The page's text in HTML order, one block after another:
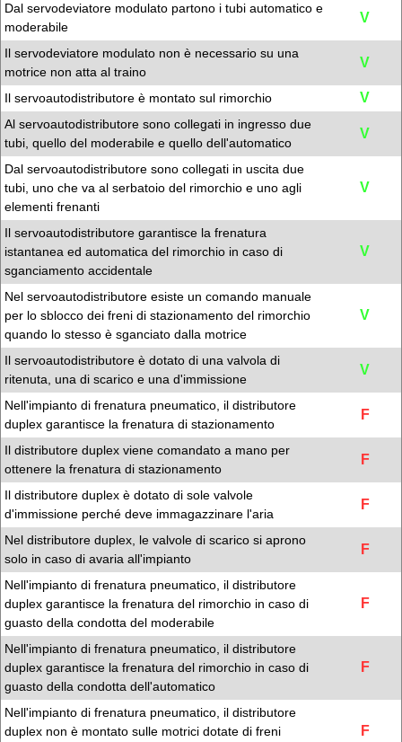
Dal servodeviatore modulato partono i tubi automatico e
moderabile
V
Il servodeviatore modulato non è necessario su una
motrice non atta al traino
V
Il servoautodistributore è montato sul rimorchio V
Al servoautodistributore sono collegati in ingresso due
tubi, quello del moderabile e quello dell'automatico
V
Dal servoautodistributore sono collegati in uscita due
tubi, uno che va al serbatoio del rimorchio e uno agli
elementi frenanti
V
Il servoautodistributore garantisce la frenatura
istantanea ed automatica del rimorchio in caso di
sganciamento accidentale
V
Nel servoautodistributore esiste un comando manuale
per lo sblocco dei freni di stazionamento del rimorchio
quando lo stesso è sganciato dalla motrice
V
Il servoautodistributore è dotato di una valvola di
ritenuta, una di scarico e una d'immissione
V
Nell'impianto di frenatura pneumatico, il distributore
duplex garantisce la frenatura di stazionamento
F
Il distributore duplex viene comandato a mano per
ottenere la frenatura di stazionamento
F
Il distributore duplex è dotato di sole valvole
d'immissione perché deve immagazzinare l'aria
F
Nel distributore duplex, le valvole di scarico si aprono
solo in caso di avaria all'impianto
F
Nell'impianto di frenatura pneumatico, il distributore
duplex garantisce la frenatura del rimorchio in caso di
guasto della condotta del moderabile
F
Nell'impianto di frenatura pneumatico, il distributore
duplex garantisce la frenatura del rimorchio in caso di
guasto della condotta dell'automatico
F
Nell'impianto di frenatura pneumatico, il distributore
duplex non è montato sulle motrici dotate di freni
F